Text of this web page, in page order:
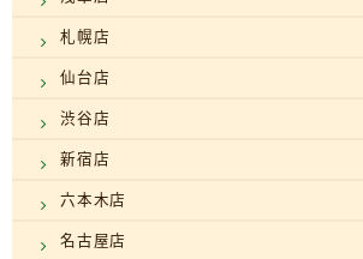
札幌店
仙台店
渋谷店
新宿店
六本木店
名古屋店